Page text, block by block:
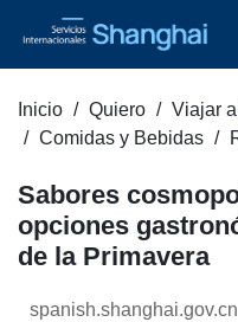
Inicio Quiero
Viajar
Comidas y Bebidas
Sabores
opciones
de la Primavera
spanish.shanghai.gov.cn